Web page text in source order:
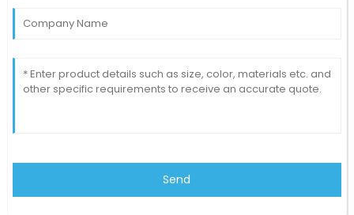
Send